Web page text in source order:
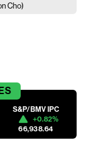
Cho)
S&P/BMV IPC
+0.82%
66,938.64